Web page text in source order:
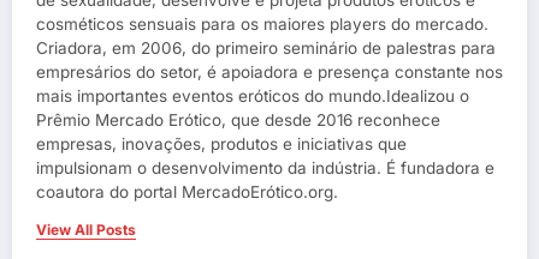
cosméticos sensuais para os maiores players do mercado.
Criadora, em 2006, do primeiro seminário de palestras para
empresários do setor, é apoiadora e presença constante nos
mais importantes eventos eróticos do mundo.Idealizou o
Prêmio Mercado Erótico, que desde 2016 reconhece
empresas, inovações, produtos e iniciativas que
impulsionam o desenvolvimento da indústria. É fundadora e
coautora do portal MercadoErótico.org.
View All Posts